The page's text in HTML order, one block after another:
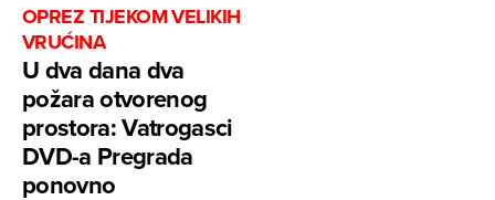
OPREZ TIJEKOM VELIKIH
VRUĆINA
U dva dana dva
požara otvorenog
prostora: Vatrogasci
DVD-a Pregrada
ponovno